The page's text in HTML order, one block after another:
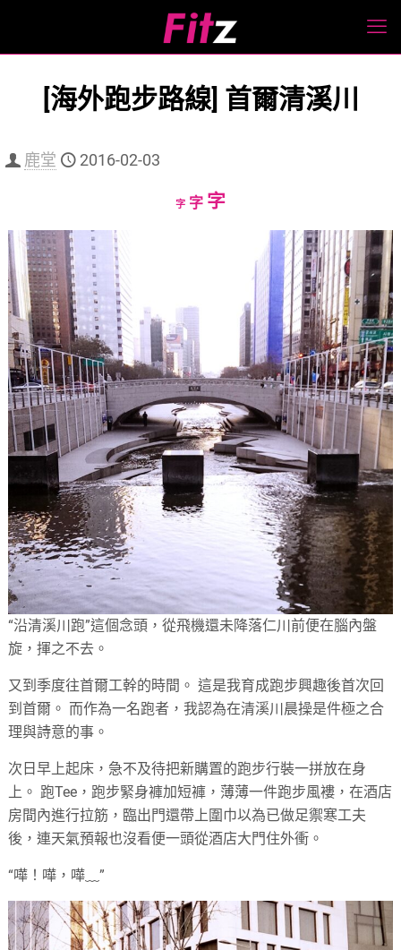
[海外跑步路線] 首爾清溪川
鹿堂 2016-02-03
字Decrease
字Reset
字Increase
“沿清溪川跑”這個念頭，從飛機還未降落仁川前便在腦內盤
旋，揮之不去。
又到季度往首爾工幹的時間。 這是我育成跑步興趣後首次回
到首爾。 而作為一名跑者，我認為在清溪川晨操是件極之合
理與詩意的事。
次日早上起床，急不及待把新購置的跑步行裝一拼放在身
上。 跑Tee，跑步緊身褲加短褲，薄薄一件跑步風褸，在酒店
房間內進行拉筋，臨出門還帶上圍巾以為已做足禦寒工夫
後，連天氣預報也沒看便一頭從酒店大門住外衝。
“嘩！嘩，嘩﹏”